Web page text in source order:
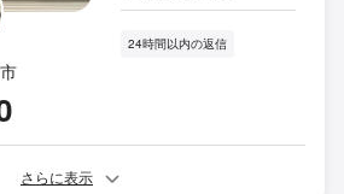
24時間以内の返信
さらに表示